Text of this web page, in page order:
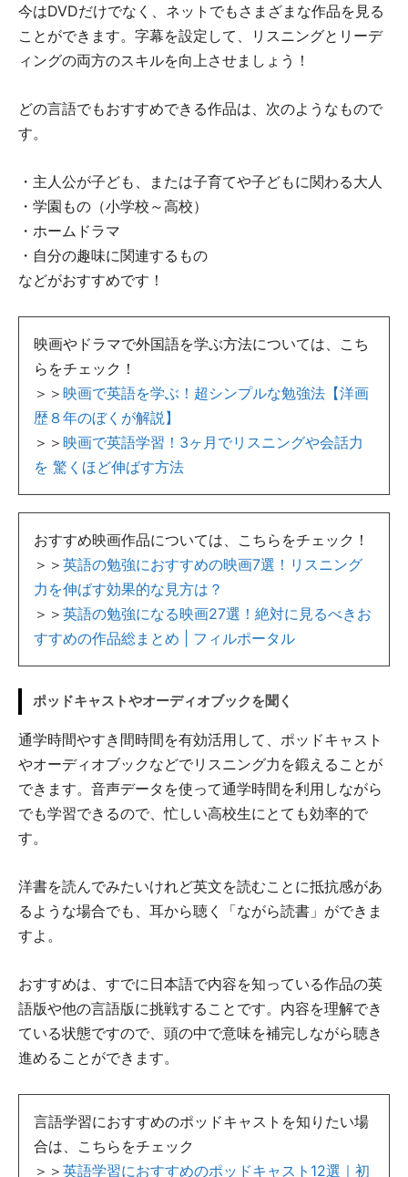
今はDVDだけでなく、ネットでもさまざまな作品を見る
ことができます。字幕を設定して、リスニングとリーデ
ィングの両方のスキルを向上させましょう！
どの言語でもおすすめできる作品は、次のようなもので
す。
・主人公が子ども、または子育てや子どもに関わる大人
・学園もの（小学校～高校）
・ホームドラマ
・自分の趣味に関連するもの
などがおすすめです！
映画やドラマで外国語を学ぶ方法については、こち
らをチェック！
＞＞ 映画で英語を学ぶ！超シンプルな勉強法【洋画
歴８年のぼくが解説】
＞＞ 映画で英語学習！3ヶ月でリスニングや会話力
を 驚くほど伸ばす方法
おすすめ映画作品については、こちらをチェック！
＞＞ 英語の勉強におすすめの映画7選！リスニング
力を伸ばす効果的な見方は？
＞＞ 英語の勉強になる映画27選！絶対に見るべきお
すすめの作品総まとめ | フィルポータル
ポッドキャストやオーディオブックを聞く
通学時間やすき間時間を有効活用して、ポッドキャスト
やオーディオブックなどでリスニング力を鍛えることが
できます。音声データを使って通学時間を利用しながら
でも学習できるので、忙しい高校生にとても効率的で
す。
洋書を読んでみたいけれど英文を読むことに抵抗感があ
るような場合でも、耳から聴く「ながら読書」ができま
すよ。
おすすめは、すでに日本語で内容を知っている作品の英
語版や他の言語版に挑戦することです。内容を理解でき
ている状態ですので、頭の中で意味を補完しながら聴き
進めることができます。
言語学習におすすめのポッドキャストを知りたい場
合は、こちらをチェック
＞＞ 英語学習におすすめのポッドキャスト12選｜初